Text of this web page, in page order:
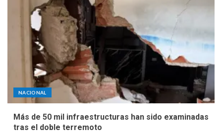
NACIONAL
Más de 50 mil infraestructuras han sido examinadas
tras el doble terremoto